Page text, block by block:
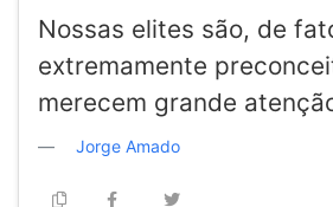
Nossas elites são, de
extremamente
merecem grande
Jorge Amado